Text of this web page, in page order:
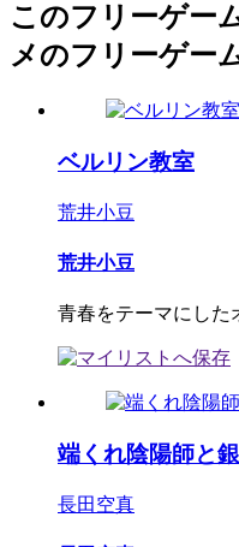
このフリーゲー
メのフリーゲー
ベルリン教室
荒井小豆
荒井小豆
青春をテーマにした
端くれ陰陽師と
長田空真